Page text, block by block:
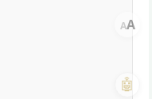
AA
🤖